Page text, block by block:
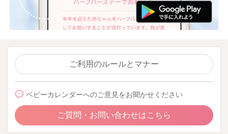
ご利用のルールとマナー
ベビーカレンダーへのご意見をお聞かせください
ご質問・お問い合わせはこちら